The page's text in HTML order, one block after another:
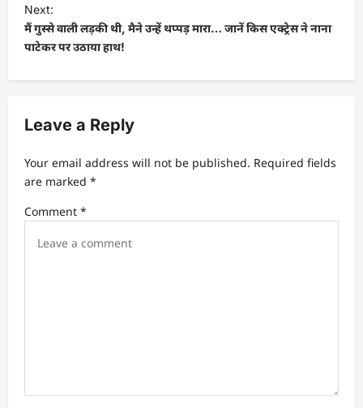
Next:
मैं गुस्से वाली लड़की थी, मैने उन्हें थप्पड़ मारा… जानें किस एक्ट्रेस ने नाना
पाटेकर पर उठाया हाथ!
Leave a Reply
Your email address will not be published. Required fields
are marked *
Comment *